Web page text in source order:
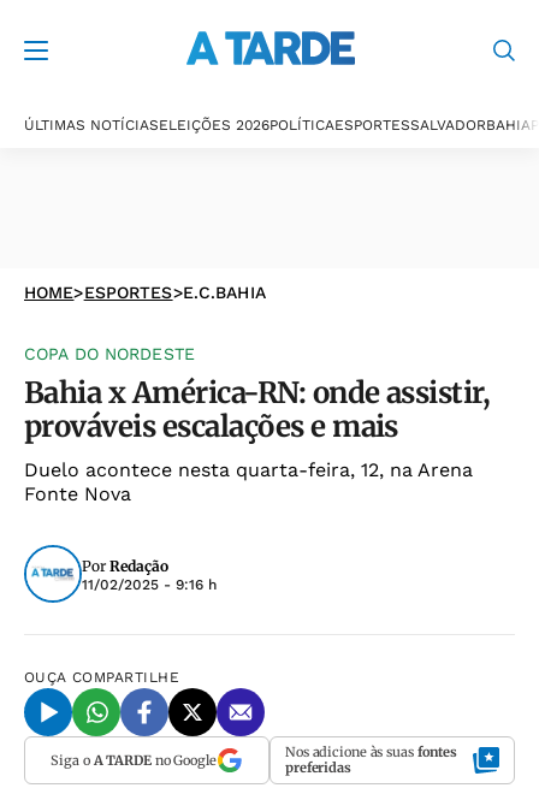
ÚLTIMAS NOTÍCIASELEIÇÕES 2026POLÍTICAESPORTESSALVADORBAHIA
HOME>ESPORTES>E.C.BAHIA
COPA DO NORDESTE
Bahia x América-RN: onde assistir,
prováveis escalações e mais
Duelo acontece nesta quarta-feira, 12, na Arena
Fonte Nova
Por Redação
11/02/2025 - 9:16 h
OUÇA COMPARTILHE
Siga o A TARDEno Google Nos adicione às suas fontes
preferidas